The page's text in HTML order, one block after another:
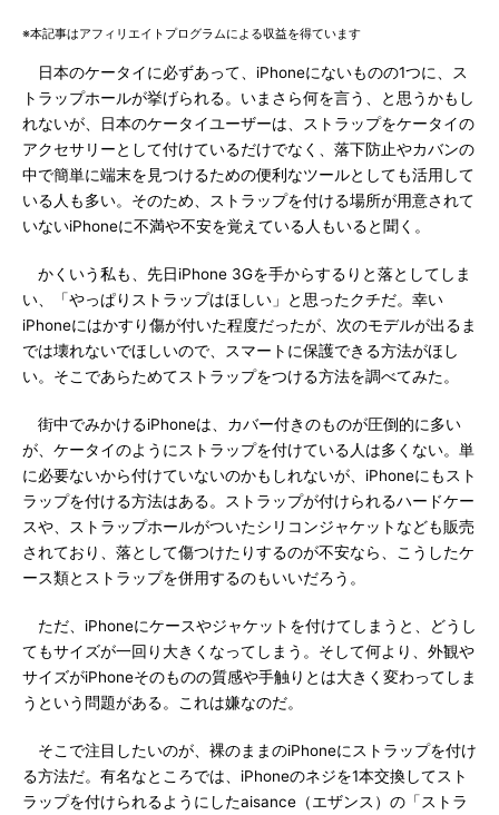
※本記事はアフィリエイトプログラムによる収益を得ています
日本のケータイに必ずあって、iPhoneにないものの1つに、ス
トラップホールが挙げられる。いまさら何を言う、と思うかもし
れないが、日本のケータイユーザーは、ストラップをケータイの
アクセサリーとして付けているだけでなく、落下防止やカバンの
中で簡単に端末を見つけるための便利なツールとしても活用して
いる人も多い。そのため、ストラップを付ける場所が用意されて
いないiPhoneに不満や不安を覚えている人もいると聞く。
かくいう私も、先日iPhone 3Gを手からするりと落としてしま
い、「やっぱりストラップはほしい」と思ったクチだ。幸い
iPhoneにはかすり傷が付いた程度だったが、次のモデルが出るま
では壊れないでほしいので、スマートに保護できる方法がほし
い。そこであらためてストラップをつける方法を調べてみた。
街中でみかけるiPhoneは、カバー付きのものが圧倒的に多い
が、ケータイのようにストラップを付けている人は多くない。単
に必要ないから付けていないのかもしれないが、iPhoneにもスト
ラップを付ける方法はある。ストラップが付けられるハードケー
スや、ストラップホールがついたシリコンジャケットなども販売
されており、落として傷つけたりするのが不安なら、こうしたケ
ース類とストラップを併用するのもいいだろう。
ただ、iPhoneにケースやジャケットを付けてしまうと、どうし
てもサイズが一回り大きくなってしまう。そして何より、外観や
サイズがiPhoneそのものの質感や手触りとは大きく変わってしま
うという問題がある。これは嫌なのだ。
そこで注目したいのが、裸のままのiPhoneにストラップを付け
る方法だ。有名なところでは、iPhoneのネジを1本交換してスト
ラップを付けられるようにしたaisance（エザンス）の「ストラ